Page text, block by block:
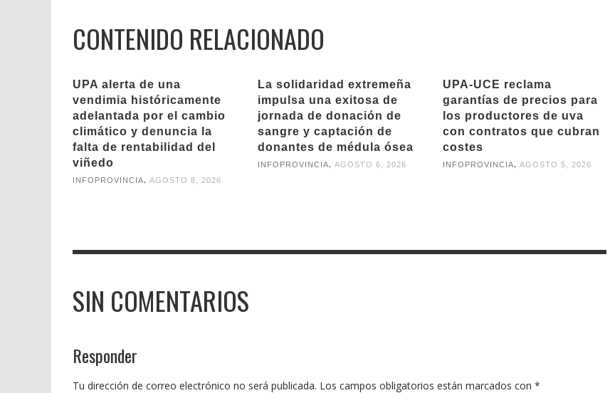
CONTENIDO RELACIONADO
UPA alerta de una
vendimia históricamente
adelantada por el cambio
climático y denuncia la
falta de rentabilidad del
viñedo
INFOPROVINCIA AGOSTO 8, 2026
La solidaridad extremeña
impulsa una exitosa de
jornada de donación de
sangre y captación de
donantes de médula ósea
INFOPROVINCIA AGOSTO 6, 2026
UPA-UCE reclama
garantías de precios para
los productores de uva
con contratos que cubran
costes
INFOPROVINCIA AGOSTO 5, 2026
SIN COMENTARIOS
Responder
Tu dirección de correo electrónico no será publicada. Los campos obligatorios están marcados con *